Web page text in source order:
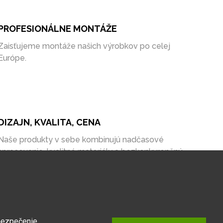
MONTÁŽE
montáže našich výrobkov po celej
KVALITA, CENA
produkty v sebe kombinujú nadčasové
kvalitné materiály a bezkonkurenčnú